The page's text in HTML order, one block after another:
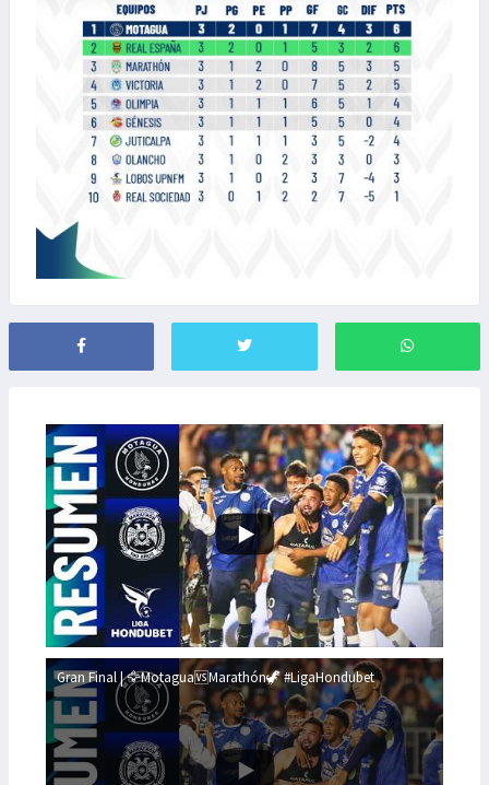
Gran Final | 🦅Motagua🆚Marathón🦖 #LigaHondubet